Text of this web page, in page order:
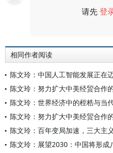
请先登
相同作者阅读
陈文玲：中国人工智能发展正在
陈文玲：世界经济中的桎梏与当
陈文玲：百年变局加速，三大主
陈文玲：展望2030：中国将形成